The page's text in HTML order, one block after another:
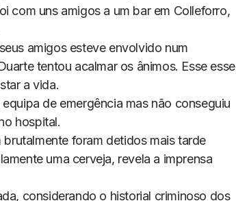
com uns amigos a um bar em Colleforro,
amigos esteve envolvido num
tentou acalmar os ânimos. Esse esse
a vida.
de emergência mas não conseguiu
hospital.
foram detidos mais tarde
uma cerveja, revela a imprensa
considerando o historial criminoso dos